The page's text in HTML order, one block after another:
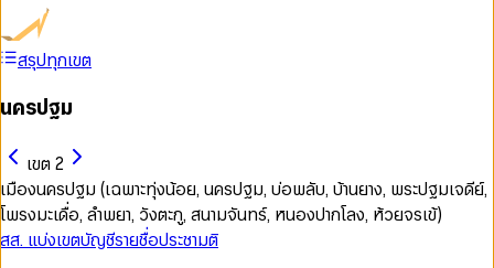
สรุปทุกเขต
นครปฐม
เขต 2
เมืองนครปฐม (เฉพาะทุ่งน้อย, นครปฐม, บ่อพลับ, บ้านยาง, พระปฐมเจดีย์,
โพรงมะเดื่อ, ลำพยา, วังตะกู, สนามจันทร์, หนองปากโลง, ห้วยจรเข้)
สส. แบ่งเขตบัญชีรายชื่อประชามติ